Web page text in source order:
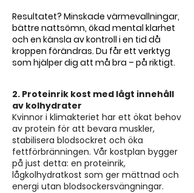
Resultatet? Minskade värmevallningar,
bättre nattsömn, ökad mental klarhet
och en känsla av kontroll i en tid då
kroppen förändras. Du får ett verktyg
som hjälper dig att må bra – på riktigt.
2. Proteinrik kost med lågt innehåll
av kolhydrater
Kvinnor i klimakteriet har ett ökat behov
av protein för att bevara muskler,
stabilisera blodsockret och öka
fettförbränningen. Vår kostplan bygger
på just detta: en proteinrik,
lågkolhydratkost som ger mättnad och
energi utan blodsockersvängningar.